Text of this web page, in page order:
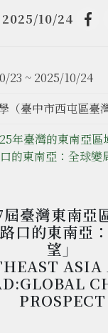
10/24
23 ~ 2025/10/24
（臺中市西屯區臺
年臺灣的東南亞
的東南亞：全球變
臺灣東南亞
口的東南亞
望」
PROSPECT